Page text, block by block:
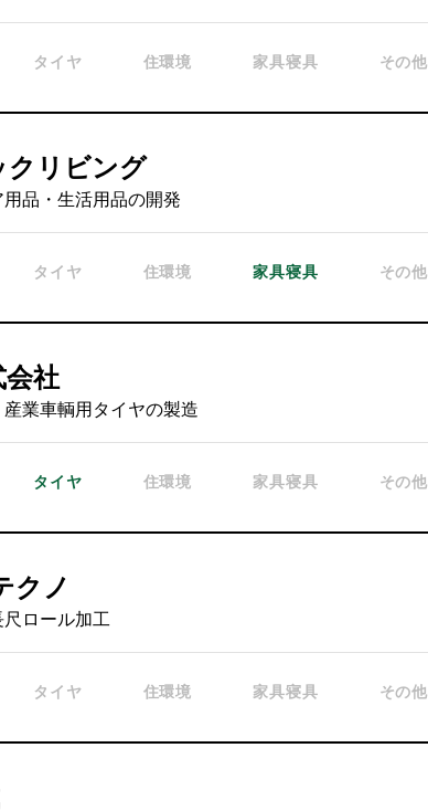
タイヤ 住環境 家具寝具 その他
クリビング
品・生活用品の開発
タイヤ 住環境 家具寝具 その他
社
業車輌用タイヤの製造
タイヤ 住環境 家具寝具 その他
クノ
ロール加工
タイヤ 住環境 家具寝具 その他